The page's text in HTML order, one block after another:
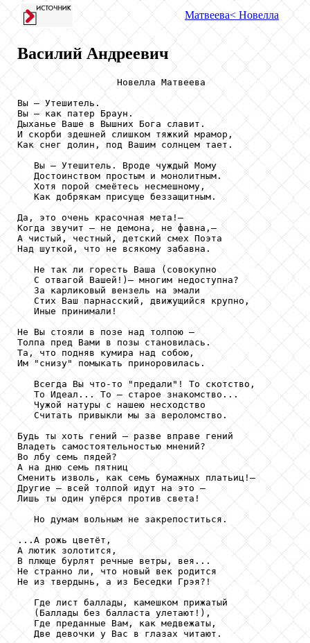
Матвеева< Новелла
Василий Андреевич
                  Новелла Матвеева
Вы — Утешитель.
Вы — как патер Браун.
Дыханье Ваше в Вышних Бога славит.
И скорби здешней слишком тяжкий мрамор,
Как снег долин, под Вашим солнцем тает.
   Вы — Утешитель. Вроде чуждый Мому
   Достоинством простым и монолитным.
   Хотя порой смеётесь несмешному,
   Как добрякам присуще беззащитным.
Да, это очень красочная мета!—
Когда звучит — не демона, не фавна,—
А чистый, честный, детский смех Поэта
Над шуткой, что не всякому забавна.
   Не так ли горесть Ваша (совокупно
   С отвагой Вашей!)— многим недоступна?
   За карликовый вензель на эмали
   Стих Ваш парнасский, движущийся крупно,
   Иные принимали!
Не Вы стояли в позе над толпою —
Толпа пред Вами в позы становилась.
Та, что подняв кумира над собою,
Им "снизу" помыкать приноровилась.
   Всегда Вы что-то "предали"! То скотство,
   То Идеал... То — старое знакомство...
   Чужой натуры с нашею несходство
   Считать привыкли мы за вероломство.
Будь ты хоть гений — разве вправе гений
Владеть самостоятельностью мнений?
Во лбу семь пядей?
А на дню семь пятниц
Сменить изволь, как семь бумажных платьиц!—
Другие — всей толпой идут на это —
Лишь ты один упёрся против света!
   Но думам вольным не закрепоститься.
...А рожь цветёт,
А лютик золотится,
В плюще бурлят речные ветры, вея...
Не странно ли, что новый век родится
Не из твердынь, а из Беседки Грэя?!
   Где лист баллады, камешком прижатый
   (Баллады без балласта улетают!),
   Где преданные Вам, как медвежаты,
   Две девочки у Вас в глазах читают.